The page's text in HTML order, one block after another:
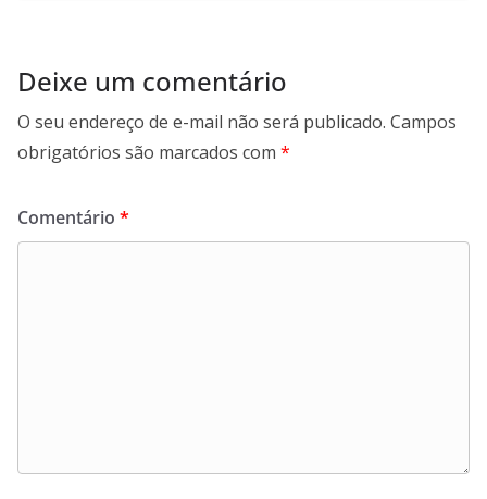
Deixe um comentário
O seu endereço de e-mail não será publicado. Campos
obrigatórios são marcados com *
Comentário *